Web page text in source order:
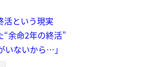
という現実
余命2年の終活”
いないから…」